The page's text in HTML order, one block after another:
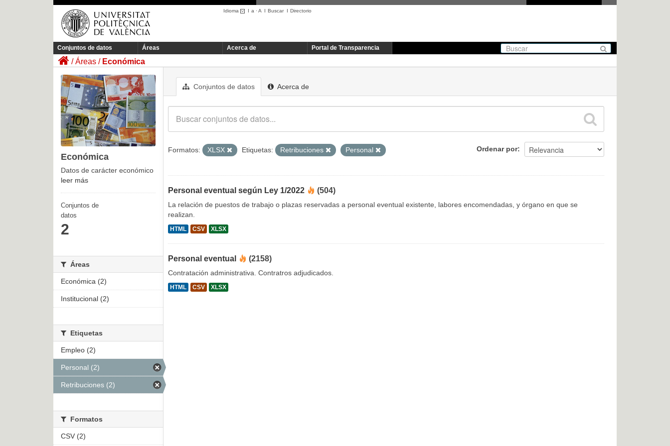
Idioma I a ·A I BuscarI Directorio
Conjuntos de datos Áreas Acerca de Portal de Transparencia
Áreas Económica
Conjuntos de datos Acerca de
Ordenar por
Formatos: XLSX Etiquetas: Retribuciones Personal
Personal eventual según Ley 1/2022 (504)
La relación de puestos de trabajo o plazas reservadas a personal eventual existente, labores encomendadas, y órgano en que se
realizan.
HTML CSV XLSX
Personal eventual (2158)
Contratación administrativa. Contratros adjudicados.
HTML CSV XLSX
Económica
Datos de carácter económico
leer más
Conjuntos de
datos
2
Áreas
Económica (2)
Institucional (2)
Etiquetas
Empleo (2)
Personal (2)
Retribuciones (2)
Formatos
CSV (2)